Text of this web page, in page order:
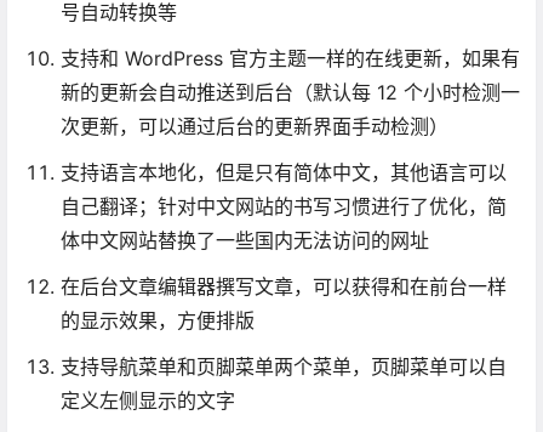
号自动转换等
支持和 WordPress 官方主题一样的在线更新，如果有
新的更新会自动推送到后台（默认每 12 个小时检测一
次更新，可以通过后台的更新界面手动检测）
支持语言本地化，但是只有简体中文，其他语言可以
自己翻译；针对中文网站的书写习惯进行了优化，简
体中文网站替换了一些国内无法访问的网址
在后台文章编辑器撰写文章，可以获得和在前台一样
的显示效果，方便排版
支持导航菜单和页脚菜单两个菜单，页脚菜单可以自
定义左侧显示的文字